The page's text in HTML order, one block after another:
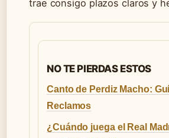
trae consigo plazos claros y
NO TE PIERDAS ESTOS
Canto de Perdiz Macho:
Reclamos
¿Cuándo juega el Real